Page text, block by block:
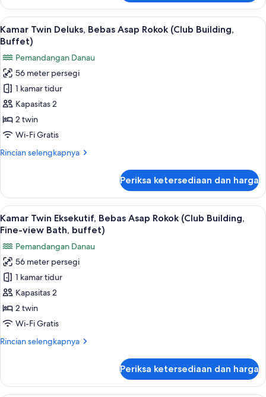
Kamar
(High
Floor
Japanese-
western,
buffet)
Lihat
semua
untuk
Kamar
Twin
Deluks,
Bebas
Asap
(Club
Brankas, meja kerja, ruang kerja
17
Kamar Twin Deluks, Bebas Asap Rokok (Club Building,
Buffet)
Pemandangan Danau
56 meter persegi
1 kamar tidur
Kapasitas 2
2 twin
Wi-Fi Gratis
Rincian selengkapnya
Rincian
Kamar
Twin
Deluks,
Bebas
Rokok
(Club
Building,
Buffet)
Periksa ketersediaan dan harga
Lihat
semua
untuk
Kamar
Twin
Eksekutif,
Bebas
Asap
(Club
view
Brankas, meja kerja, ruang kerja
17
Kamar Twin Eksekutif, Bebas Asap Rokok (Club Building,
Fine-view Bath, buffet)
Pemandangan Danau
56 meter persegi
1 kamar tidur
Kapasitas 2
2 twin
Wi-Fi Gratis
Rincian selengkapnya
Rincian
Kamar
Twin
Periksa ketersediaan dan harga